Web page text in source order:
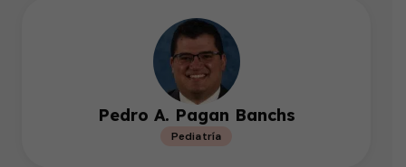
Pedro A. Pagan Banchs
Pediatría